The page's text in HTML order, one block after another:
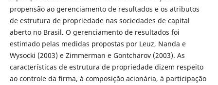
propensão ao gerenciamento de resultados e os atributos
de estrutura de propriedade nas sociedades de capital
aberto no Brasil. O gerenciamento de resultados foi
estimado pelas medidas propostas por Leuz, Nanda e
Wysocki (2003) e Zimmerman e Gontcharov (2003). As
características de estrutura de propriedade dizem respeito
ao controle da firma, à composição acionária, à participação